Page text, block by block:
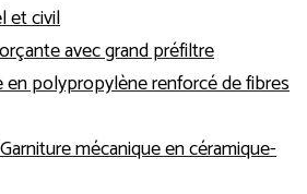
et civil
avec grand préfiltre
polypropylène renforcé de fibres
mécanique en céramique-